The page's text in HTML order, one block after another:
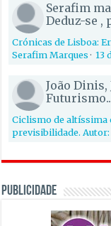
Serafim
Deduz-se ,
Crónicas de Lisboa:
Serafim Marques·13
João Dinis,
Ciclismo de altíssima
previsibilidade. Autor:
PUBLICIDADE